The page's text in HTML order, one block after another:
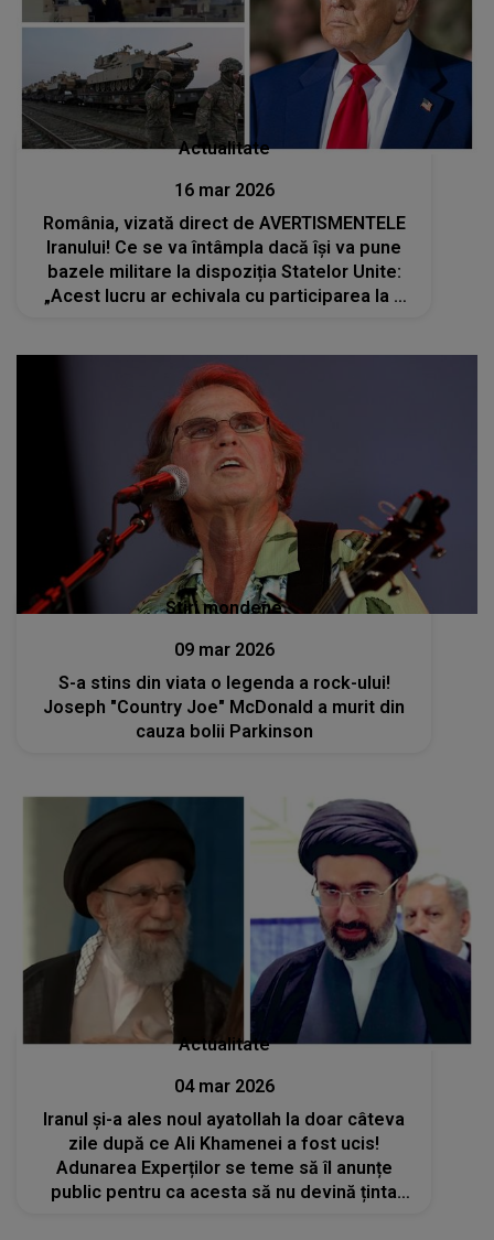
Actualitate
16 mar 2026
România, vizată direct de AVERTISMENTELE
Iranului! Ce se va întâmpla dacă își va pune
bazele militare la dispoziția Statelor Unite:
„Acest lucru ar echivala cu participarea la o
Stiri mondene
09 mar 2026
S-a stins din viata o legenda a rock-ului!
Joseph "Country Joe" McDonald a murit din
cauza bolii Parkinson
Actualitate
04 mar 2026
Iranul și-a ales noul ayatollah la doar câteva
zile după ce Ali Khamenei a fost ucis!
Adunarea Experților se teme să îl anunțe
public pentru ca acesta să nu devină ținta